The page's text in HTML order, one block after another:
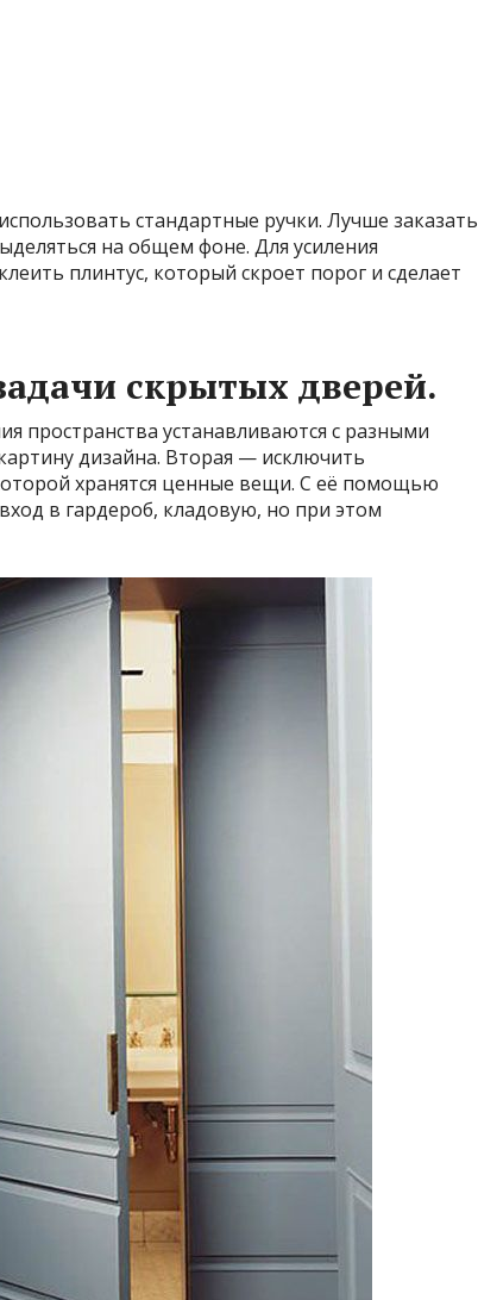
стандартные ручки. Лучше заказать
на общем фоне. Для усиления
плинтус, который скроет порог и сделает
скрытых дверей.
пространства устанавливаются с разными
дизайна. Вторая — исключить
хранятся ценные вещи. С её помощью
в гардероб, кладовую, но при этом